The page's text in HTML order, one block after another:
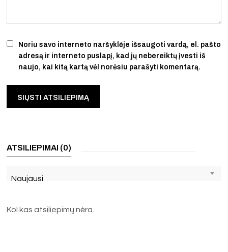
Noriu savo interneto naršyklėje išsaugoti vardą, el. pašto
adresą ir interneto puslapį, kad jų nebereiktų įvesti iš
naujo, kai kitą kartą vėl norėsiu parašyti komentarą.
ATSILIEPIMAI (0)
Naujausi
Kol kas atsiliepimų nėra.